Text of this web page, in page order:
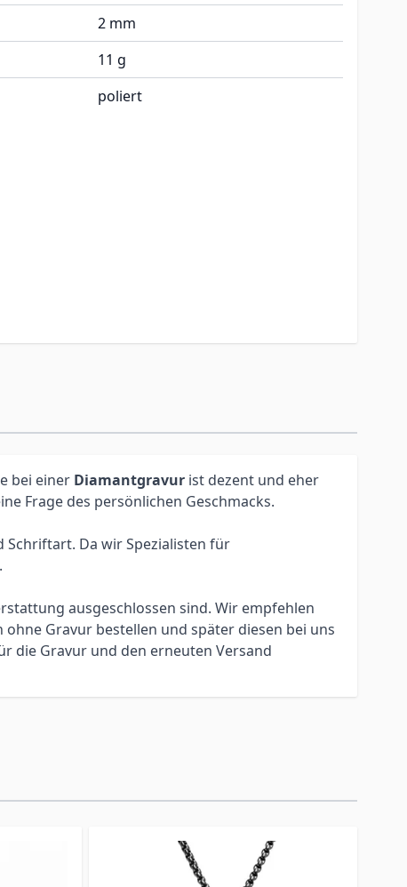
2 mm
11 g
poliert
bei einer Diamantgravur ist dezent und eher
Frage des persönlichen Geschmacks.
Schriftart. Da wir Spezialisten für
ausgeschlossen sind. Wir empfehlen
Gravur bestellen und später diesen bei uns
die Gravur und den erneuten Versand